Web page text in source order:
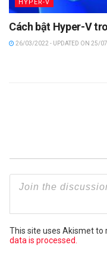
HYPER-V
Cách bật Hyper-V
26/03/2022 - UPDATED ON 25/
This site uses Akismet to
data is processed.